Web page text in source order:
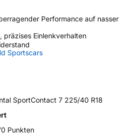
Performance auf nasser
präzises Einlenkverhalten
Sportscars
SportContact 7 225/40 R18
Punkten